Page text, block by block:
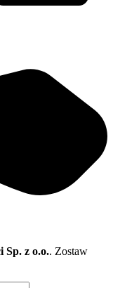
Sp. z o.o.. Zostaw